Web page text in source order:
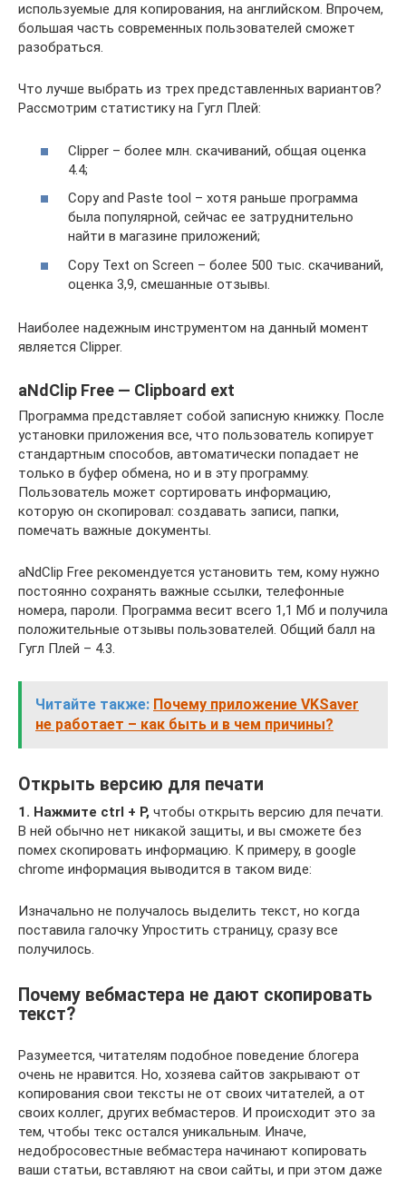
используемые для копирования, на английском. Впрочем,
большая часть современных пользователей сможет
разобраться.
Что лучше выбрать из трех представленных вариантов?
Рассмотрим статистику на Гугл Плей:
Clipper – более млн. скачиваний, общая оценка
4.4;
Copy and Paste tool – хотя раньше программа
была популярной, сейчас ее затруднительно
найти в магазине приложений;
Copy Text on Screen – более 500 тыс. скачиваний,
оценка 3,9, смешанные отзывы.
Наиболее надежным инструментом на данный момент
является Clipper.
aNdClip Free — Clipboard ext
Программа представляет собой записную книжку. После
установки приложения все, что пользователь копирует
стандартным способов, автоматически попадает не
только в буфер обмена, но и в эту программу.
Пользователь может сортировать информацию,
которую он скопировал: создавать записи, папки,
помечать важные документы.
aNdClip Free рекомендуется установить тем, кому нужно
постоянно сохранять важные ссылки, телефонные
номера, пароли. Программа весит всего 1,1 Мб и получила
положительные отзывы пользователей. Общий балл на
Гугл Плей – 4.3.
Читайте также: Почему приложение VKSaver
не работает – как быть и в чем причины?
Открыть версию для печати
1. Нажмите ctrl + P, чтобы открыть версию для печати.
В ней обычно нет никакой защиты, и вы сможете без
помех скопировать информацию. К примеру, в google
chrome информация выводится в таком виде:
Изначально не получалось выделить текст, но когда
поставила галочку Упростить страницу, сразу все
получилось.
Почему вебмастера не дают скопировать
текст?
Разумеется, читателям подобное поведение блогера
очень не нравится. Но, хозяева сайтов закрывают от
копирования свои тексты не от своих читателей, а от
своих коллег, других вебмастеров. И происходит это за
тем, чтобы текс остался уникальным. Иначе,
недобросовестные вебмастера начинают копировать
ваши статьи, вставляют на свои сайты, и при этом даже